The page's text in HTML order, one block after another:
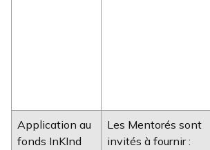
Application au
fonds InKInd
Les Mentorés sont
invités à fournir :